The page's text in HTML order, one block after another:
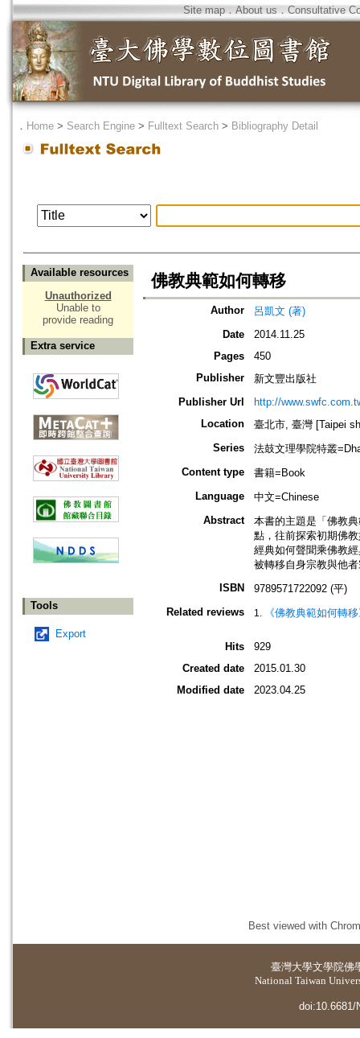
Site map．About us ． Consultative
． Home > Search Engine > Fulltext Search > Bibliography Detail
Available resources
Unauthorized
Unable to
provide reading
Extra service
Tools
Export
佛教典範如何轉移
Author
呂凱文 (著)
Date
2014.11.25
Pages
450
Publisher
新文豐出版社
Publisher Url
http://
Location
臺北市, 臺灣 [Taipei
Series
法鼓文理學院特叢
Content type
書籍=Book
Language
中文=Chinese
Abstract
本書的主題是「佛教
點，往前探索初期佛
經典如何聲聞乘佛教
被轉移自身宗教與他
ISBN
9789571722092 (平)
Related reviews
《佛教典範如何轉
Hits
929
Created date
2015.01.30
Modified date
2023.04.25
Best viewed with
臺灣大學文學院佛
National Taiwan
doi:10.6681/